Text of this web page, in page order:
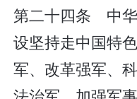
第二十四条 中
设坚持走中国特
军、改革强军、